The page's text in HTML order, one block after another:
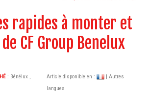
rapides à monter et
CF Group Benelux
: Bénélux ,
Article disponible en :
| Autres
langues